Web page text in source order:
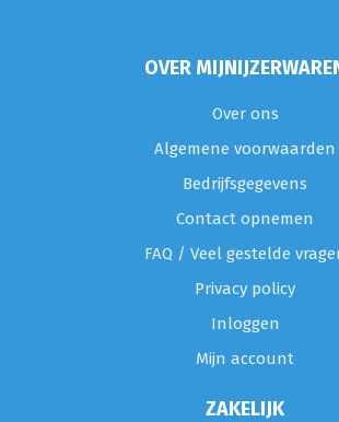
OVER
Over ons
Algemene voorwaarden
Bedrijfsgegevens
Contact opnemen
FAQ / Veel gestelde
Privacy policy
Inloggen
Mijn account
ZAKELIJK